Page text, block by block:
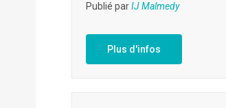
Publié par IJ Malmedy
Plus d'infos